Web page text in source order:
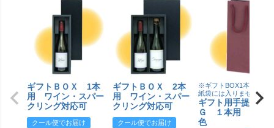
ギフトＢＯＸ 1本
用 ワイン・スパー
クリング対応可
クール便でお届け
ギフトＢＯＸ 2本
用 ワイン・スパー
クリング対応可
クール便でお届け
※ギフトBOX1本用はこ
紙袋には入りません
ギフト用手提げＢ
Ｇ １本用 エン
色